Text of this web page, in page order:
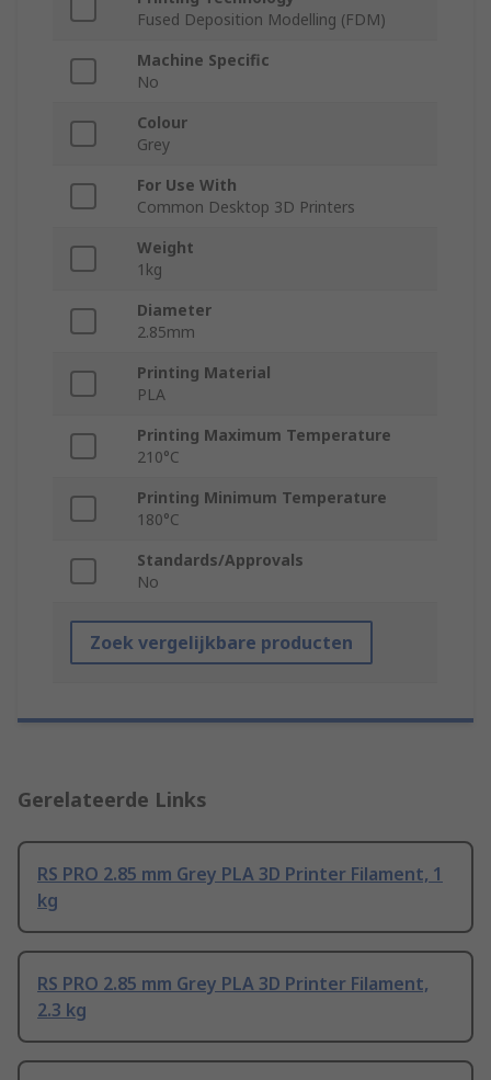
Fused Deposition Modelling (FDM)
Machine Specific
No
Colour
Grey
For Use With
Common Desktop 3D Printers
Weight
1kg
Diameter
2.85mm
Printing Material
PLA
Printing Maximum Temperature
210°C
Printing Minimum Temperature
180°C
Standards/Approvals
No
Zoek vergelijkbare producten
Gerelateerde Links
RS PRO 2.85 mm Grey PLA 3D Printer Filament, 1
kg
RS PRO 2.85 mm Grey PLA 3D Printer Filament,
2.3 kg